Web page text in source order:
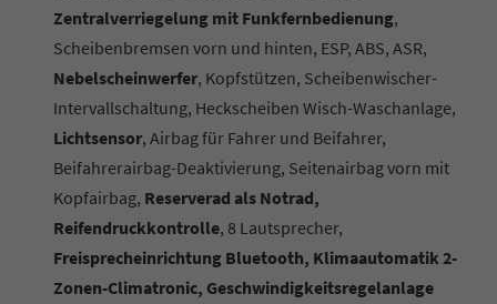
Zentralverriegelung mit Funkfernbedienung,
Scheibenbremsen vorn und hinten, ESP, ABS, ASR,
Nebelscheinwerfer, Kopfstützen, Scheibenwischer-
Intervallschaltung, Heckscheiben Wisch-Waschanlage,
Lichtsensor, Airbag für Fahrer und Beifahrer,
Beifahrerairbag-Deaktivierung, Seitenairbag vorn mit
Kopfairbag, Reserverad als Notrad,
Reifendruckkontrolle, 8 Lautsprecher,
Freisprecheinrichtung Bluetooth, Klimaautomatik 2-
Zonen-Climatronic, Geschwindigkeitsregelanlage